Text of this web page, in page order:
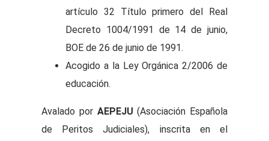
artículo 32 Título primero del Real
Decreto 1004/1991 de 14 de junio,
BOE de 26 de junio de 1991.
Acogido a la Ley Orgánica 2/2006 de
educación.
Avalado por AEPEJU (Asociación Española
de Peritos Judiciales), inscrita en el